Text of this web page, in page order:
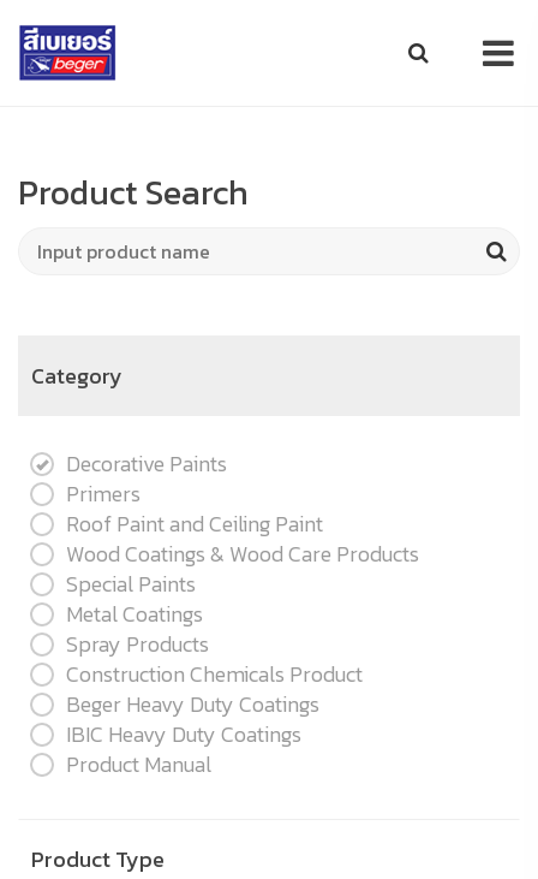
Product Search
Category
Decorative Paints
Primers
Roof Paint and Ceiling Paint
Wood Coatings & Wood Care Products
Special Paints
Metal Coatings
Spray Products
Construction Chemicals Product
Beger Heavy Duty Coatings
IBIC Heavy Duty Coatings
Product Manual
Product Type